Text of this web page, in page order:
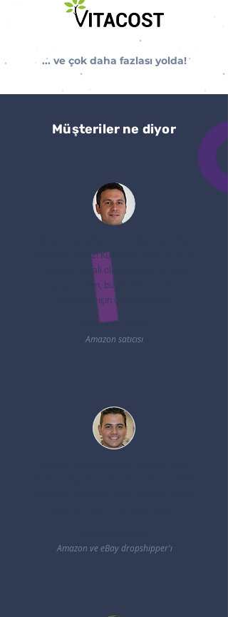
... ve çok daha fazlası yolda!
Müşteriler ne diyor
teşekkür ederiz! Kullanımı daha zor ve 3
kat daha pahalı olan başka bir araçla
çalışıyordum, bu yüzden sizinkini
bulduğum için çok mutluyum.
Benjamin Davis
Amazon satıcısı
Amazon ve eBay dropshipper'ı